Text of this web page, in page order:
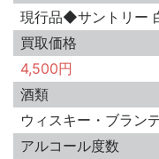
現行品◆サントリー
買取価格
4,500円
酒類
ウィスキー・ブラン
アルコール度数